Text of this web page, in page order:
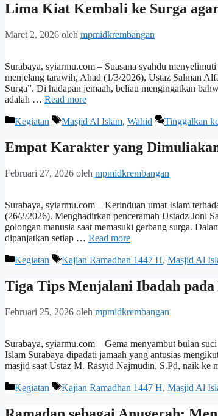
Lima Kiat Kembali ke Surga
Maret 2, 2026 oleh mpmidkrembangan
Surabaya, syiarmu.com – Suasana syahdu
menjelang tarawih, Ahad (1/3/2026), Ustaz Salman
Surga”. Di hadapan jemaah, beliau mengingatkan
adalah … Read more
Kategori
Kegiatan Tag
Masjid Al Islam, Wahid Tinggalkan
Empat Karakter yang
Februari 27, 2026 oleh mpmidkrembangan
Surabaya, syiarmu.com – Kerinduan umat Islam
(26/2/2026). Menghadirkan penceramah Ustadz Joni
golongan manusia saat memasuki gerbang surga.
dipanjatkan setiap … Read more
Kategori
Kegiatan Tag
Kajian Ramadhan 1447 H, Masjid Al
Tiga Tips Menjalani Ibadah pada
Februari 25, 2026 oleh mpmidkrembangan
Surabaya, syiarmu.com – Gema menyambut bulan
Islam Surabaya dipadati jamaah yang antusias
masjid saat Ustaz M. Rasyid Najmudin, S.Pd, naik ke
Kategori
Kegiatan Tag
Kajian Ramadhan 1447 H, Masjid Al